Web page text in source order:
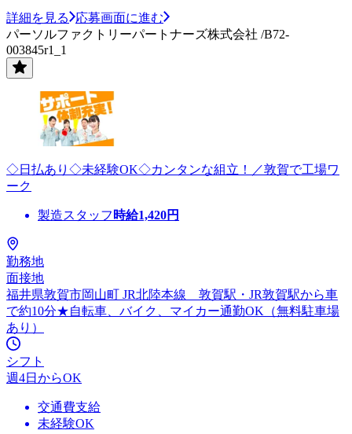
詳細を見る
応募画面に進む
パーソルファクトリーパートナーズ株式会社 /B72-
003845r1_1
◇日払あり◇未経験OK◇カンタンな組立！／敦賀で工場ワ
ーク
製造スタッフ 時給1,420円
勤務地
面接地
福井県敦賀市岡山町 JR北陸本線 敦賀駅・JR敦賀駅から車
で約10分★自転車、バイク、マイカー通勤OK（無料駐車場
あり）
シフト
週4日からOK
交通費支給
未経験OK